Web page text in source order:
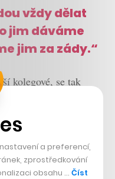
vždy dělat
jim dáváme
jim za zády.“
kolegové, se tak
podle
a svobodu, jež
vyvážené
je pak spojená i
překonávat
a preferencí,
zprostředkování
obsahu … Číst